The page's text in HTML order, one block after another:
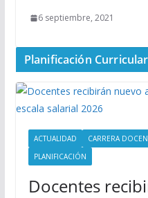
6 septiembre, 2021
Planificación Curricular
ACTUALIDAD CARRERA
PLANIFICACIÓN
Docentes